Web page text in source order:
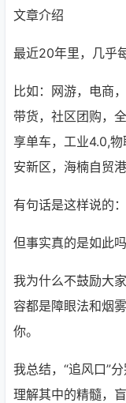
文章介绍
最近20年里，几乎
比如：网游，电商
带货，社区团购，
享单车，工业4.0,
安新区，海楠自贸
有句话是这样说的
但事实真的是如此
我为什么不鼓励大
容都是障眼法和烟
你。
我总结，“追风口”
理解其中的精髓，